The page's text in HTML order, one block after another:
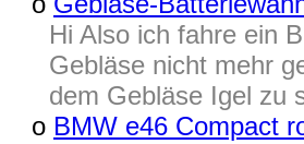
Hi Also ich fahre ein
Gebläse nicht mehr
dem Gebläse Igel zu
o BMW e46 Compact